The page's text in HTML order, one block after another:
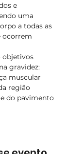
e
uma
a todas as
ocorrem
objetivos
gravidez:
muscular
região
do pavimento